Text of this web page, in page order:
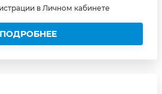
в Личном кабинете
ПОДРОБНЕЕ